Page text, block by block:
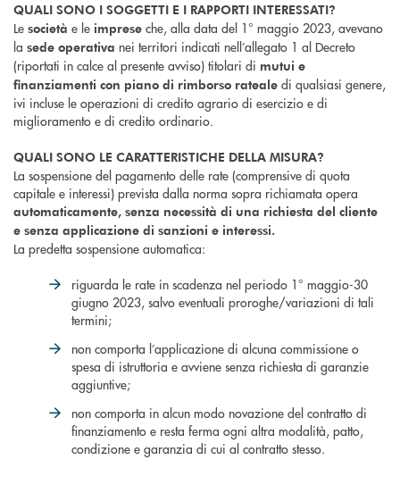
QUALI SONO I SOGGETTI E I RAPPORTI INTERESSATI?
Le società e le imprese che, alla data del 1° maggio 2023, avevano
la sede operativa nei territori indicati nell’allegato 1 al Decreto
(riportati in calce al presente avviso) titolari di mutui e
finanziamenti con piano di rimborso rateale di qualsiasi genere,
ivi incluse le operazioni di credito agrario di esercizio e di
miglioramento e di credito ordinario.
QUALI SONO LE CARATTERISTICHE DELLA MISURA?
La sospensione del pagamento delle rate (comprensive di quota
capitale e interessi) prevista dalla norma sopra richiamata opera
automaticamente, senza necessità di una richiesta del cliente
e senza applicazione di sanzioni e interessi.
La predetta sospensione automatica:
riguarda le rate in scadenza nel periodo 1° maggio-30
giugno 2023, salvo eventuali proroghe/variazioni di tali
termini;
non comporta l’applicazione di alcuna commissione o
spesa di istruttoria e avviene senza richiesta di garanzie
aggiuntive;
non comporta in alcun modo novazione del contratto di
finanziamento e resta ferma ogni altra modalità, patto,
condizione e garanzia di cui al contratto stesso.